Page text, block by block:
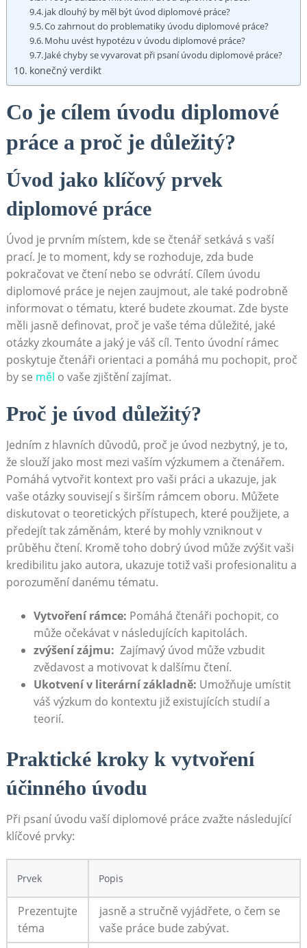
jak ⁣dlouhý by měl být úvod diplomové práce?
Co zahrnout do problematiky úvodu diplomové práce?
Mohu uvést hypotézu v úvodu‍ diplomové práce?
Jaké chyby se‌ vyvarovat při psaní úvodu diplomové práce?
konečný ‌verdikt
Co je cílem úvodu diplomové
práce a proč je důležitý?
Úvod jako klíčový prvek
diplomové práce
Úvod ​je prvním místem, kde se čtenář setkává s​ vaší
prací. Je to moment, kdy se rozhoduje, zda bude
pokračovat ​ve čtení nebo se odvrátí. Cílem úvodu
diplomové⁣ práce​ je nejen ⁣zaujmout, ale​ také podrobně
informovat o tématu, které ⁢budete zkoumat. Zde byste
měli‌ jasně definovat, proč je vaše téma důležité, jaké
otázky zkoumáte a jaký je váš cíl. Tento úvodní rámec
poskytuje čtenáři orientaci a⁢ pomáhá ⁢mu pochopit, proč
by ⁣se měl o vaše zjištění zajímat.
Proč je úvod​ důležitý?
Jedním z hlavních důvodů,‌ proč je úvod nezbytný, je to,
že slouží jako most mezi vaším výzkumem a čtenářem.
Pomáhá vytvořit kontext pro vaši ⁣práci a ukazuje, jak
vaše⁤ otázky souvisejí ⁢s širším rámcem​ oboru. Můžete‍
diskutovat ‌o teoretických přístupech, které ‌použijete,‌ a
předejít tak ‌záměnám, ⁢které by mohly‍ vzniknout v
průběhu čtení. Kromě toho dobrý úvod může zvýšit vaši
kredibilitu jako autora, ukazuje totiž vaši profesionalitu a
porozumění danému tématu.
Vytvoření rámce: Pomáhá čtenáři pochopit, co
může očekávat ⁣v následujících kapitolách.
zvýšení zájmu: ⁣ Zajímavý úvod může vzbudit
zvědavost a motivovat k dalšímu ⁢čtení.
Ukotvení v literární základně: Umožňuje⁤ umístit
‌váš výzkum do kontextu již existujících studií a
teorií.
Praktické kroky k vytvoření
účinného úvodu
Při psaní úvodu vaší diplomové práce zvažte následující
klíčové prvky:
Prvek Popis
Prezentujte
téma
jasně a stručně ⁤vyjádřete, o‌ čem ‍se
vaše práce bude zabývat.